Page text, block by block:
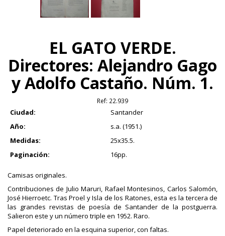
EL GATO VERDE.
Directores: Alejandro Gago
y Adolfo Castaño. Núm. 1.
Ref: 22.939
Ciudad:
Santander
Año:
s.a. (1951.)
Medidas:
25x35.5.
Paginación:
16pp.
Camisas originales.
Contribuciones de Julio Maruri, Rafael Montesinos, Carlos Salomón,
José Hierroetc. Tras Proel y Isla de los Ratones, esta es la tercera de
las grandes revistas de poesía de Santander de la postguerra.
Salieron este y un número triple en 1952. Raro.
Papel deteriorado en la esquina superior, con faltas.